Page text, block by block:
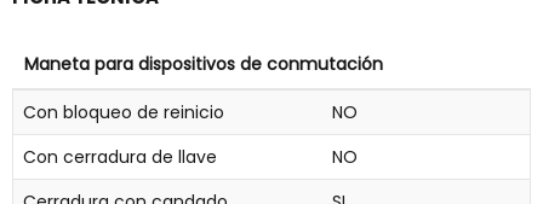
Maneta para dispositivos de conmutación
Con bloqueo de reinicio
NO
Con cerradura de llave
NO